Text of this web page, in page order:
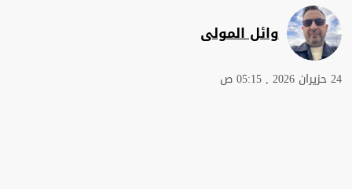
وائل المولى
24 حزيران 2026 , 05:15 ص